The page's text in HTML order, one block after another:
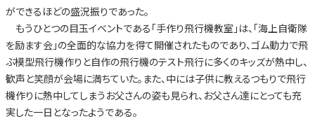
ができるほどの盛況振りであった。
もうひとつの目玉イベントである「手作り飛行機教室」は、「海上自衛隊
を励ます会」の全面的な協力を得て開催されたものであり、ゴム動力で飛
ぶ模型飛行機作りと自作の飛行機のテスト飛行に多くのキッズが熱中し、
歓声と笑顔が会場に満ちていた。また、中には子供に教えるつもりで飛行
機作りに熱中してしまうお父さんの姿も見られ、お父さん達にとっても充
実した一日となったようである。